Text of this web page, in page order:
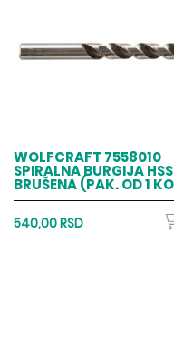
WOLFCRAFT 7558010
SPIRALNA BURGIJA
BRUŠENA (PAK. OD 1
540,00 RSD